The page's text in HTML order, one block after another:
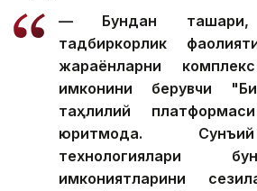
— Бундан ташқари,
тадбиркорлик
жараёнларни
имконини берувчи
таҳлилий
юритмоқда.
технологиялари
имкониятларини